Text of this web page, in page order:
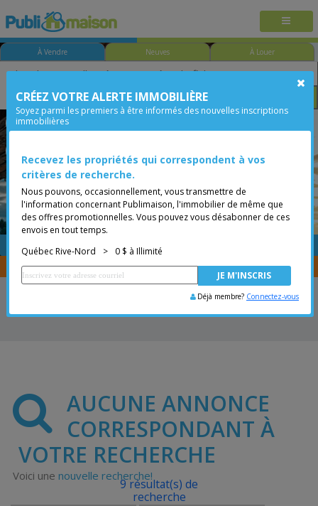
À Vendre Neuves À Louer
Chambre Prix
Québec - Saint-Jean-Baptiste
Placer une annonce
Vous êtes courtier, transférer vos propriétés avecCENTRIS
AUCUNE ANNONCE
CORRESPONDANT À
VOTRE RECHERCHE
Voici une nouvelle recherche!
9 résultat(s) de
recherche
CRÉEZ VOTRE ALERTE IMMOBILIÈRE
Soyez parmi les premiers à être informés des nouvelles inscriptions
immobilières
Recevez les propriétés qui correspondent à vos
critères de recherche.
Nous pouvons, occasionnellement, vous transmettre de
l'information concernant Publimaison, l'immobilier de même que
des offres promotionnelles. Vous pouvez vous désabonner de ces
envois en tout temps.
Québec Rive-Nord
> 0 $ à Illimité
Déjà membre? Connectez-vous